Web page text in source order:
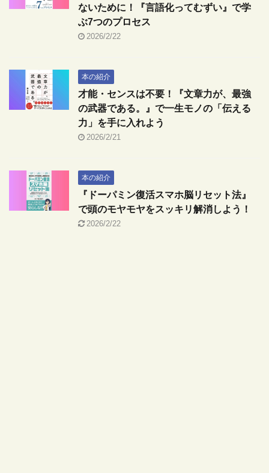
ないために！『言語化ってむずい』で学
ぶ7つのプロセス
2026/2/22
本の紹介
才能・センスは不要！『文章力が、最強
の武器である。』で一生モノの「伝える
力」を手に入れよう
2026/2/21
本の紹介
『ドーパミン復活スマホ脳リセット法』
で頭のモヤモヤをスッキリ解消しよう！
2026/2/22